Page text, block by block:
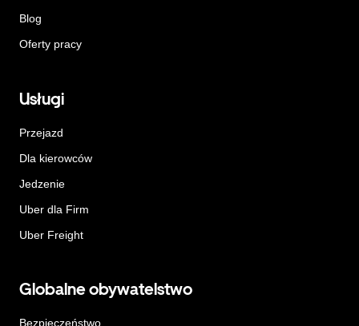
Blog
Oferty pracy
Usługi
Przejazd
Dla kierowców
Jedzenie
Uber dla Firm
Uber Freight
Globalne obywatelstwo
Bezpieczeństwo